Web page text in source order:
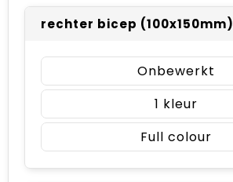
rechter bicep (100x150mm)
Onbewerkt
1
Full colour